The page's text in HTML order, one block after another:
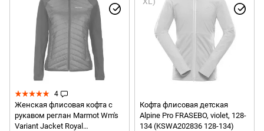
4
Женская флисовая кофта с
рукавом реглан Marmot Wm's
Variant Jacket Royal
Кофта флисовая детская
Alpine Pro FRASEBO, violet, 128-
134 (KSWA202836 128-134)